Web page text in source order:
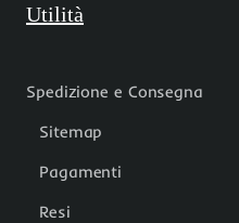
Utilità
Spedizione e Consegna
Sitemap
Pagamenti
Resi